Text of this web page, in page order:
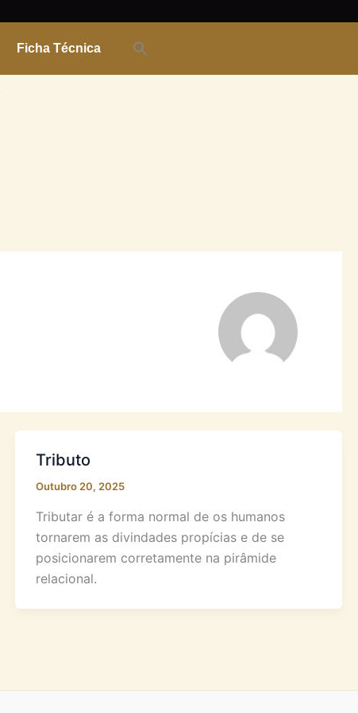
Ficha Técnica
Tributo
Outubro 20, 2025
Tributar é a forma normal de os humanos
tornarem as divindades propícias e de se
posicionarem corretamente na pirâmide
relacional.